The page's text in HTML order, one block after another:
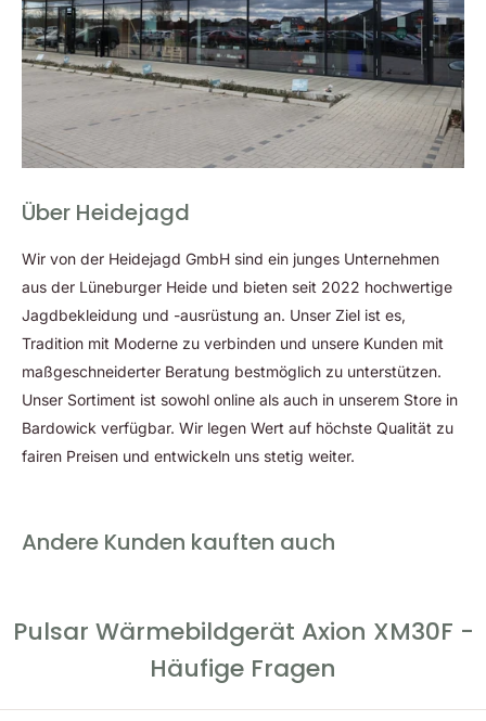
zertifiziert und somit wasserdicht und geschützt bei Stürzen,
Feuchtigkeit, Schmutz und extremen Temperaturen.
Ihre Vorteile im Überblick:
Wärmebildsensor mit 320×240 Pixeln und 12 µm Pixel
Pitch
Wasserdicht mit IPX7 Zertifizierung
Detektionsreichweite bis zu 1300 m
Integrierter Foto- und Videorekorder
16 GB interner Speicher
Weitwinkel-Okular
8 Farbpaletten
Akkulaufzeit bis zu fünf Stunden
Schnell austauschbarer Akku
Reinigungstuch für Optik
Über Heidejagd
Wir von der Heidejagd GmbH sind ein junges Unternehmen
aus der Lüneburger Heide und bieten seit 2022 hochwertige
Jagdbekleidung und -ausrüstung an. Unser Ziel ist es,
Tradition mit Moderne zu verbinden und unsere Kunden mit
maßgeschneiderter Beratung bestmöglich zu unterstützen.
Unser Sortiment ist sowohl online als auch in unserem Store in
Bardowick verfügbar. Wir legen Wert auf höchste Qualität zu
fairen Preisen und entwickeln uns stetig weiter.
Andere Kunden kauften auch
Pulsar Wärmebildgerät Axion XM30F -
Häufige Fragen